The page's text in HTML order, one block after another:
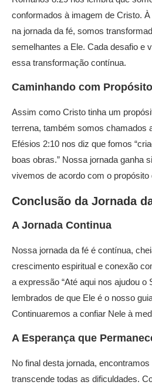
conformados à imagem de Cristo.
na jornada da fé, somos
semelhantes a Ele. Cada desafio e
essa transformação contínua.
Caminhando com Propósito
Assim como Cristo tinha um
terrena, também somos chamados
Efésios 2:10 nos diz que fomos
boas obras.” Nossa jornada ganha
vivemos de acordo com o
Conclusão da Jornada
A Jornada Continua
Nossa jornada da fé é contínua,
crescimento espiritual e conexão
a expressão “Até aqui nos ajudou o
lembrados de que Ele é o nosso
Continuaremos a confiar Nele à
A Esperança que
No final desta jornada,
transcende todas as dificuldades.